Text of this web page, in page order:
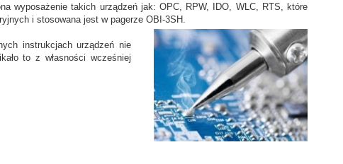
wyposażenie takich urządzeń jak: OPC, RPW, IDO, WLC, RTS, które
i stosowana jest w pagerze OBI-3SH.
instrukcjach urządzeń nie
to z własności wcześniej